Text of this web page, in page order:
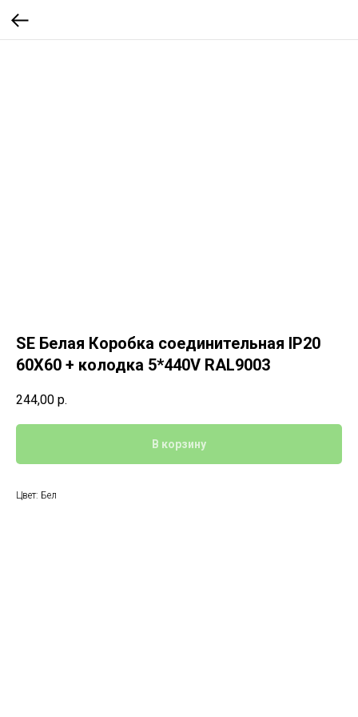
SE Белая Коробка соединительная IP20
60Х60 + колодка 5*440V RAL9003
244,00 р.
В корзину
Цвет: Бел